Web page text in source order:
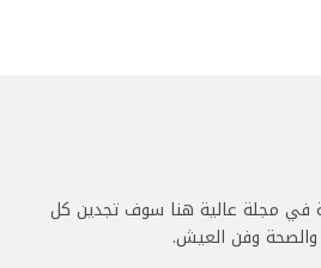
في مجلة عالية هنا سوف تجدين كل
وفن العيش.